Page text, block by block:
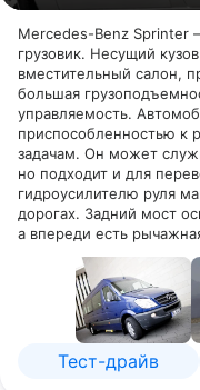
Mercedes-Benz Sprinter
грузовик. Несущий
вместительный салон,
большая
управляемость.
приспособленностью к
задачам. Он может
но подходит и для
гидроусилителю руля
дорогах. Задний мост
а впереди есть
Тест-драйв